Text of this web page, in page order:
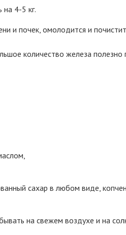
4-5 кг.
и почек, омолодится и
количество железа полезно
сахар в любом виде,
на свежем воздухе и на